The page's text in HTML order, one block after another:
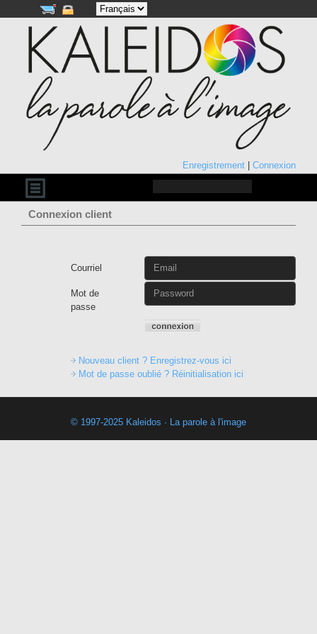
Enregistrement | Connexion
Connexion client
Courriel
Mot de
passe
Nouveau client ? Enregistrez-vous ici
Mot de passe oublié ? Réinitialisation ici
© 1997-2025 Kaleidos · La parole à l'image